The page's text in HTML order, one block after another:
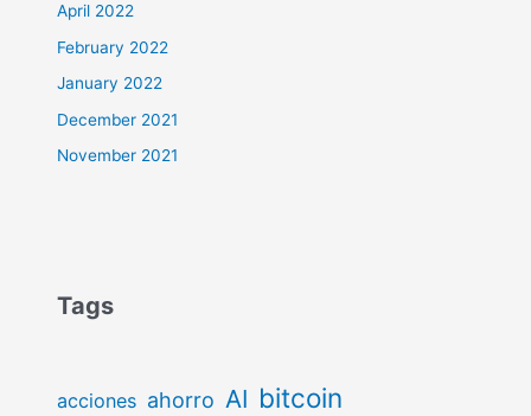
April 2022
February 2022
January 2022
December 2021
November 2021
Tags
acciones ahorro AI bitcoin